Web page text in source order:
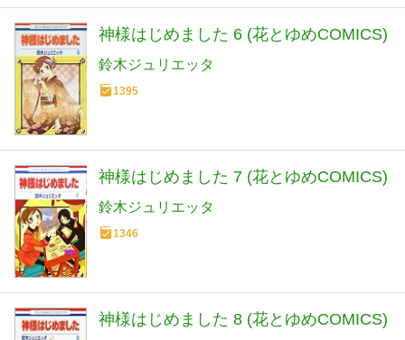
神様はじめました 6 (花とゆめCOMICS)
鈴木ジュリエッタ
1395
神様はじめました 7 (花とゆめCOMICS)
鈴木ジュリエッタ
1346
神様はじめました 8 (花とゆめCOMICS)